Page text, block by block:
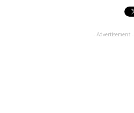
- Advertisement -